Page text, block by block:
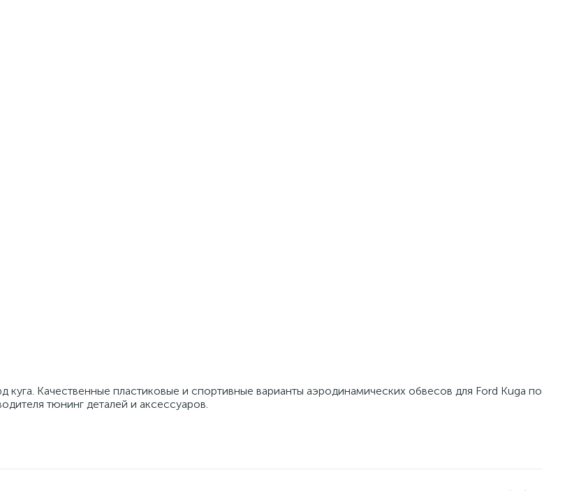
Качественные пластиковые и спортивные варианты аэродинамических обвесов для Ford Kuga по
тюнинг деталей и аксессуаров.